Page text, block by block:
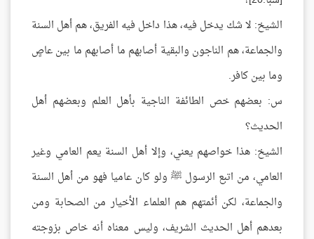
الشيخ: لا شك يدخل فيه، هذا داخل فيه الفريق، هم أهل السنة
والجماعة، هم الناجون والبقية أصابهم ما أصابهم ما بين عاصٍ
وما بين كافر.
س: بعضهم خص الطائفة الناجية بأهل العلم وبعضهم أهل
الحديث؟
الشيخ: هذا خواصهم يعني، وإلا أهل السنة يعم العامي وغير
العامي، من اتبع الرسول ﷺ ولو كان عاميا فهو من أهل السنة
والجماعة، لكن أئمتهم هم العلماء الأخيار من الصحابة ومن
بعدهم أهل الحديث الشريف، وليس معناه أنه خاص بزوجته